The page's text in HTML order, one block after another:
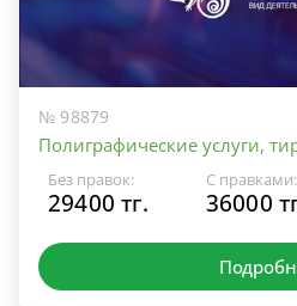
№ 98879
Полиграфические услуги,
Без правок:
29400 тг.
С правками:
36000